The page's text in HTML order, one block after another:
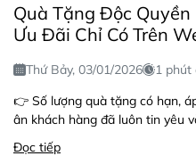
Quà Tặng Độc Quyền
Ưu Đãi Chỉ Có Trên
Thứ Bảy, 03/01/2026
1 phút
👉 Số lượng quà tặng có hạn,
ân khách hàng đã luôn tin yêu
Đọc tiếp